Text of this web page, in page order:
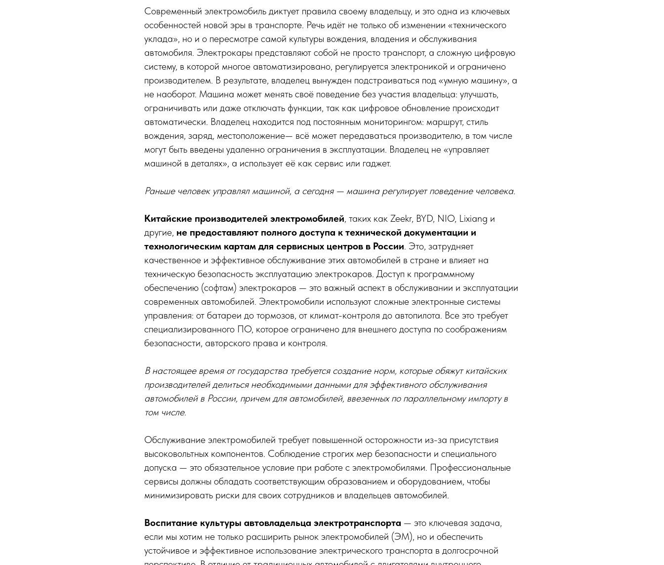
Современный электромобиль диктует правила своему владельцу, и это одна из ключевых
особенностей новой эры в транспорте. Речь идёт не только об изменении «технического
уклада», но и о пересмотре самой культуры вождения, владения и обслуживания
автомобиля. Электрокары представляют собой не просто транспорт, а сложную цифровую
систему, в которой многое автоматизировано, регулируется электроникой и ограничено
производителем. В результате, владелец вынужден подстраиваться под «умную машину», а
не наоборот. Машина может менять своё поведение без участия владельца: улучшать,
ограничивать или даже отключать функции, так как цифровое обновление происходит
автоматически. Владелец находится под постоянным мониторингом: маршрут, стиль
вождения, заряд, местоположение— всё может передаваться производителю, в том числе
могут быть введены удаленно ограничения в эксплуатации. Владелец не «управляет
машиной в деталях», а использует её как сервис или гаджет.
Раньше человек управлял машиной, а сегодня — машина регулирует поведение человека.
Китайские производителей электромобилей, таких как Zeekr, BYD, NIO, Lixiang и
другие, не предоставляют полного доступа к технической документации и
технологическим картам для сервисных центров в России. Это, затрудняет
качественное и эффективное обслуживание этих автомобилей в стране и влияет на
техническую безопасность эксплуатацию электрокаров. Доступ к программному
обеспечению (софтам) электрокаров — это важный аспект в обслуживании и эксплуатации
современных автомобилей. Электромобили используют сложные электронные системы
управления: от батареи до тормозов, от климат-контроля до автопилота. Все это требует
специализированного ПО, которое ограничено для внешнего доступа по соображениям
безопасности, авторского права и контроля.
В настоящее время от государства требуется создание норм, которые обяжут китайских
производителей делиться необходимыми данными для эффективного обслуживания
автомобилей в России, причем для автомобилей, ввезенных по параллельному импорту в
том числе.
Обслуживание электромобилей требует повышенной осторожности из-за присутствия
высоковольтных компонентов. Соблюдение строгих мер безопасности и специального
допуска — это обязательное условие при работе с электромобилями. Профессиональные
сервисы должны обладать соответствующим образованием и оборудованием, чтобы
минимизировать риски для своих сотрудников и владельцев автомобилей.
Воспитание культуры автовладельца электротранспорта — это ключевая задача,
если мы хотим не только расширить рынок электромобилей (ЭМ), но и обеспечить
устойчивое и эффективное использование электрического транспорта в долгосрочной